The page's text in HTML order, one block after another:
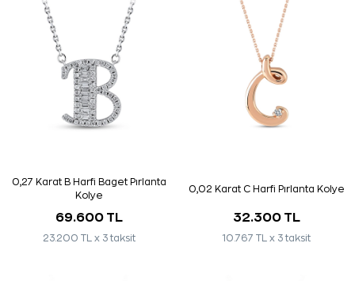
0,27 Karat B Harfi Baget Pırlanta
Kolye
69.600 TL
23.200 TL x 3 taksit
0,02 Karat C Harfi Pırlanta Kolye
32.300 TL
10.767 TL x 3 taksit